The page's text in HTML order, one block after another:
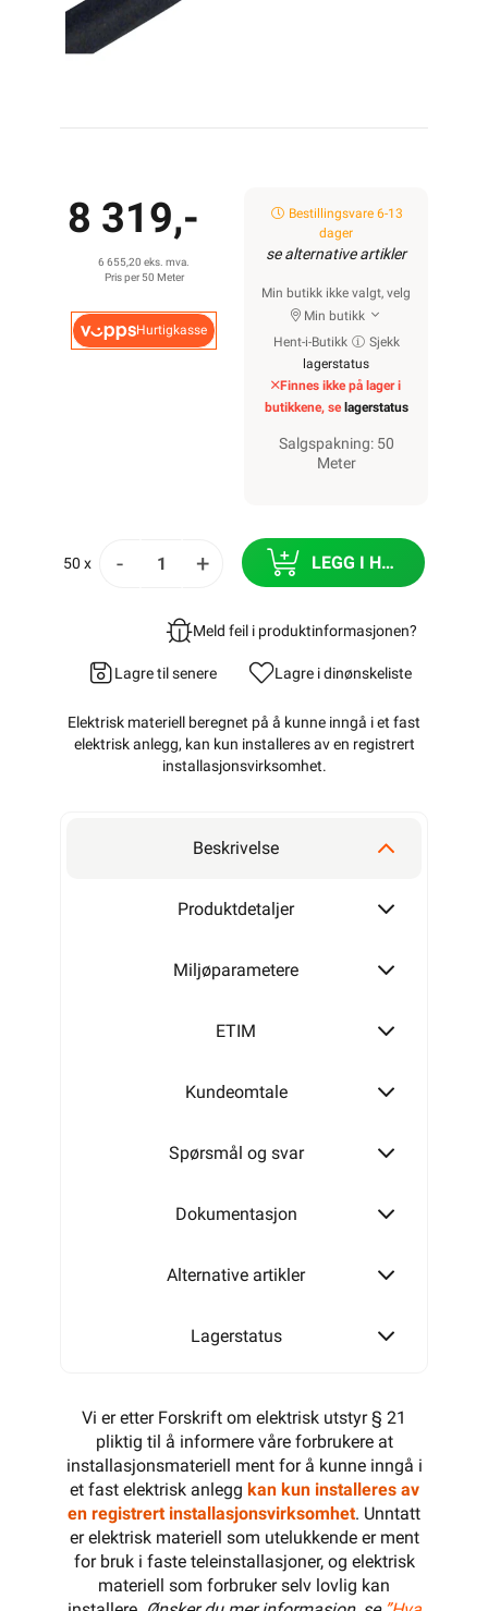
8 319,-
6 655,20 eks. mva.
Pris per 50 Meter
Hurtigkasse
Bestillingsvare 6-13
dager
se alternative artikler
Min butikk ikke valgt, velg
Min butikk
Hent-i-Butikk
Sjekk
lagerstatus
Finnes ikke på lager i
butikkene, se lagerstatus
Salgspakning: 50
Meter
50 x - + LEGG I HANDLEKURV
Meld feil i produktinformasjonen?
Lagre til senere Lagre i dinønskeliste
Elektrisk materiell beregnet på å kunne inngå i et fast
elektrisk anlegg, kan kun installeres av en registrert
installasjonsvirksomhet.
Beskrivelse
Produktdetaljer
Miljøparametere
ETIM
Kundeomtale
Spørsmål og svar
Dokumentasjon
Alternative artikler
Lagerstatus
Vi er etter Forskrift om elektrisk utstyr § 21
pliktig til å informere våre forbrukere at
installasjonsmateriell ment for å kunne inngå i
et fast elektrisk anlegg kan kun installeres av
en registrert installasjonsvirksomhet. Unntatt
er elektrisk materiell som utelukkende er ment
for bruk i faste teleinstallasjoner, og elektrisk
materiell som forbruker selv lovlig kan